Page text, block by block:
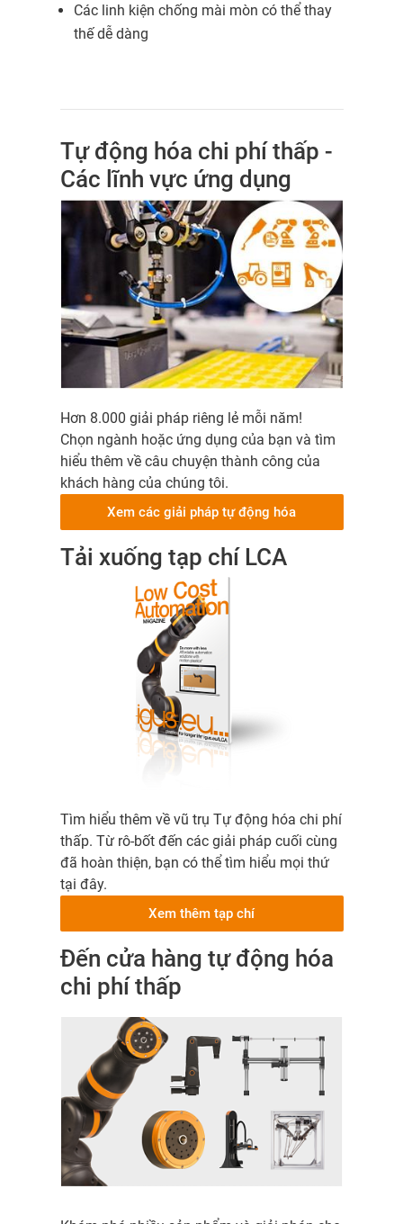
Các linh kiện chống mài mòn có thể thay
thế dễ dàng
Tự động hóa chi phí thấp -
Các lĩnh vực ứng dụng
Hơn 8.000 giải pháp riêng lẻ mỗi năm!
Chọn ngành hoặc ứng dụng của bạn và tìm
hiểu thêm về câu chuyện thành công của
khách hàng của chúng tôi.
Xem các giải pháp tự động hóa
Tải xuống tạp chí LCA
Tìm hiểu thêm về vũ trụ Tự động hóa chi phí
thấp. Từ rô-bốt đến các giải pháp cuối cùng
đã hoàn thiện, bạn có thể tìm hiểu mọi thứ
tại đây.
Xem thêm tạp chí
Đến cửa hàng tự động hóa
chi phí thấp